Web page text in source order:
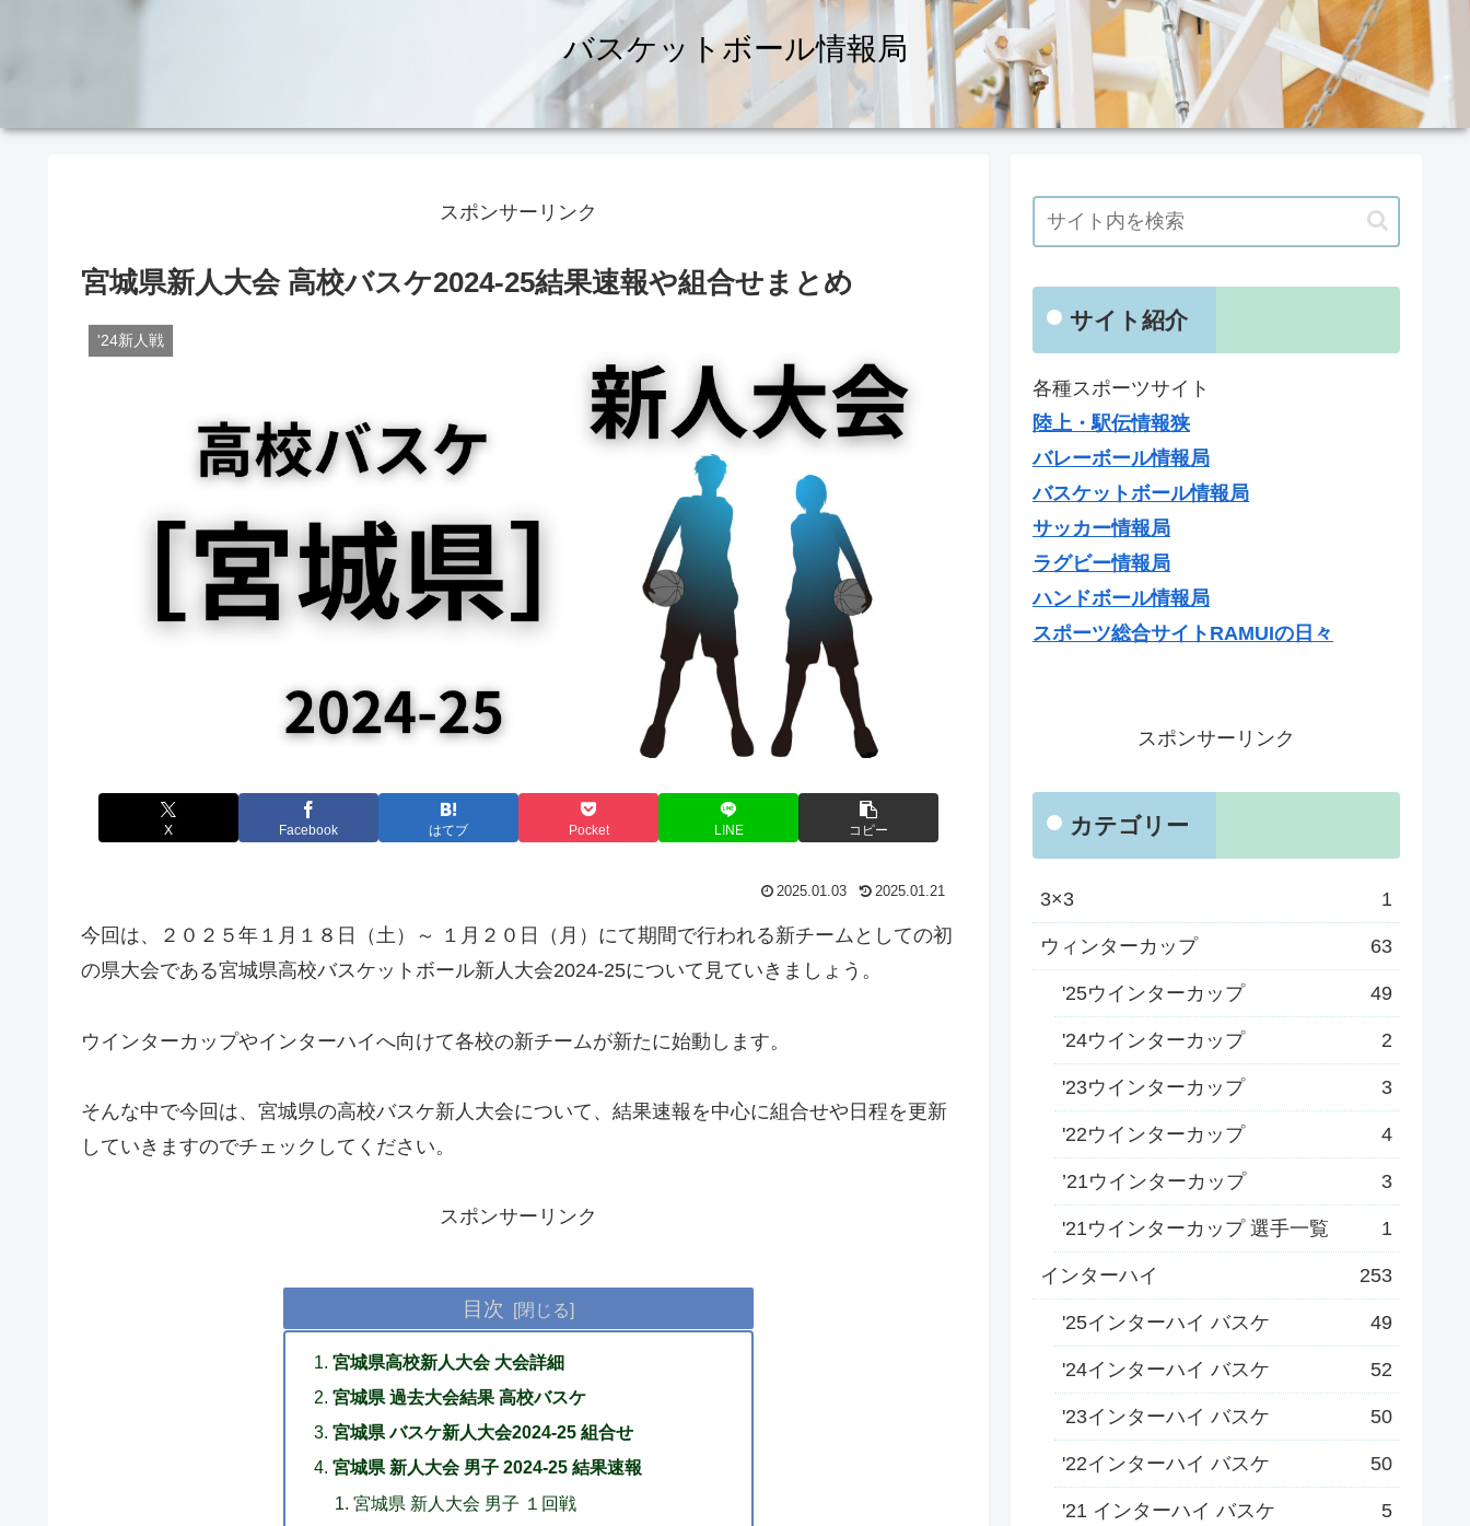
バスケットボール情報局
スポンサーリンク
宮城県新人大会 高校バスケ2024-25結果速報や組合せまとめ
'24新人戦
X Facebook はてブ Pocket LINE コピー
2025.01.03 2025.01.21
今回は、２０２５年１月１８日（土）～ １月２０日（月）にて期間で行われる新チームとしての初
の県大会である宮城県高校バスケットボール新人大会2024-25について見ていきましょう。
ウインターカップやインターハイへ向けて各校の新チームが新たに始動します。
そんな中で今回は、宮城県の高校バスケ新人大会について、結果速報を中心に組合せや日程を更新
していきますのでチェックしてください。
スポンサーリンク
目次
宮城県高校新人大会 大会詳細
宮城県 過去大会結果 高校バスケ
宮城県 バスケ新人大会2024-25 組合せ
宮城県 新人大会 男子 2024-25 結果速報
宮城県 新人大会 男子 １回戦
サイト紹介
各種スポーツサイト
陸上・駅伝情報狭
バレーボール情報局
バスケットボール情報局
サッカー情報局
ラグビー情報局
ハンドボール情報局
スポーツ総合サイトRAMUIの日々
スポンサーリンク
カテゴリー
3×3 1
ウィンターカップ 63
'25ウインターカップ 49
'24ウインターカップ 2
'23ウインターカップ 3
'22ウインターカップ 4
’21ウインターカップ 3
'21ウインターカップ 選手一覧 1
インターハイ 253
'25インターハイ バスケ 49
'24インターハイ バスケ 52
'23インターハイ バスケ 50
'22インターハイ バスケ 50
'21 インターハイ バスケ 5